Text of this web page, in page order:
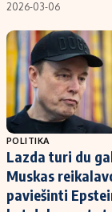
2026-03-06
POLITIKA
Lazda turi du
Muskas
paviešinti